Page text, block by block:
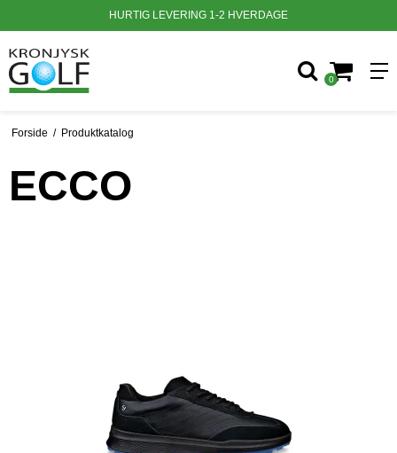
HURTIG LEVERING 1-2 HVERDAGE
0
Forside / Produktkatalog
ECCO